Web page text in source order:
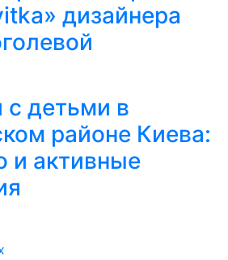
дизайнера
с детьми в
районе Киева:
и активные